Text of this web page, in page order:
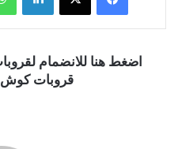
اضغط هنا للانضمام
قروبات كوش